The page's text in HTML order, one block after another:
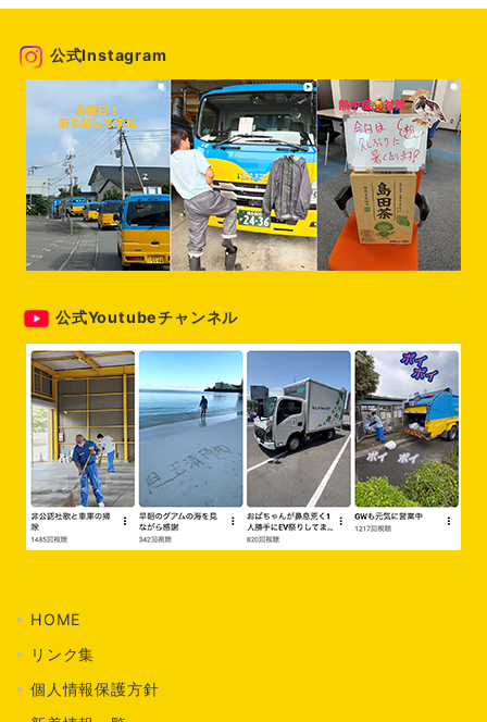
ョ
ン 公式Instagram
公式Youtubeチャンネル
HOME
リンク集
個人情報保護方針